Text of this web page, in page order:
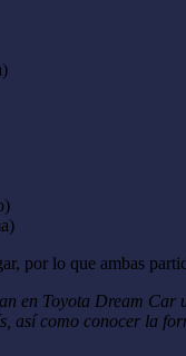
por lo que ambas
en Toyota Dream
así como conocer la